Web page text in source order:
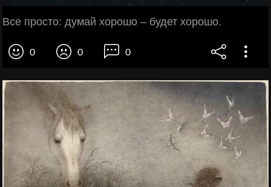
Все просто: думай хорошо – будет хорошо.
0 0 0